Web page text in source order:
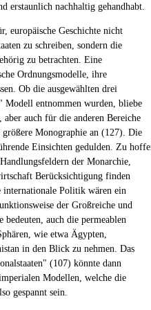
erstaunlich nachhaltig gehandhabt.
europäische Geschichte nicht
zu schreiben, sondern die
zu betrachten. Eine
Ordnungsmodelle, ihre
Ob die ausgewählten drei
Modell entnommen wurden, bliebe
auch für die anderen Bereiche
Monographie an (127). Die
Einsichten gedulden. Zu
der Monarchie,
Berücksichtigung finden
internationale Politik wären ein
der Großreiche und
bedeuten, auch die permeablen
wie etwa Ägypten,
in den Blick zu nehmen. Das
(107) könnte dann
Modellen, welche die
gespannt sein.